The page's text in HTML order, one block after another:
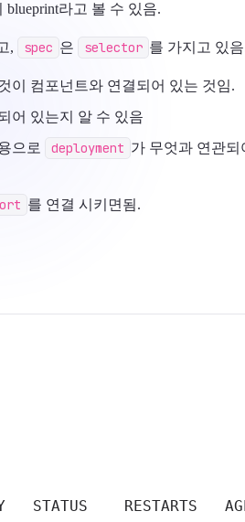
blueprint라고 볼 수 있음.
, spec 은 selector 를 가지고 있
이 컴포넌트와 연결되어 있는 것임.
어 있는지 알 수 있음
으로 deployment 가 무엇과 연관되
를 연결 시키면됨.